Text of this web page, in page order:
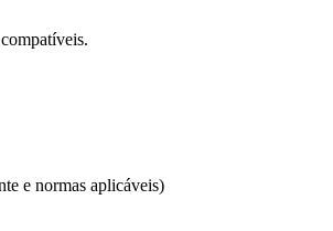
e normas aplicáveis)